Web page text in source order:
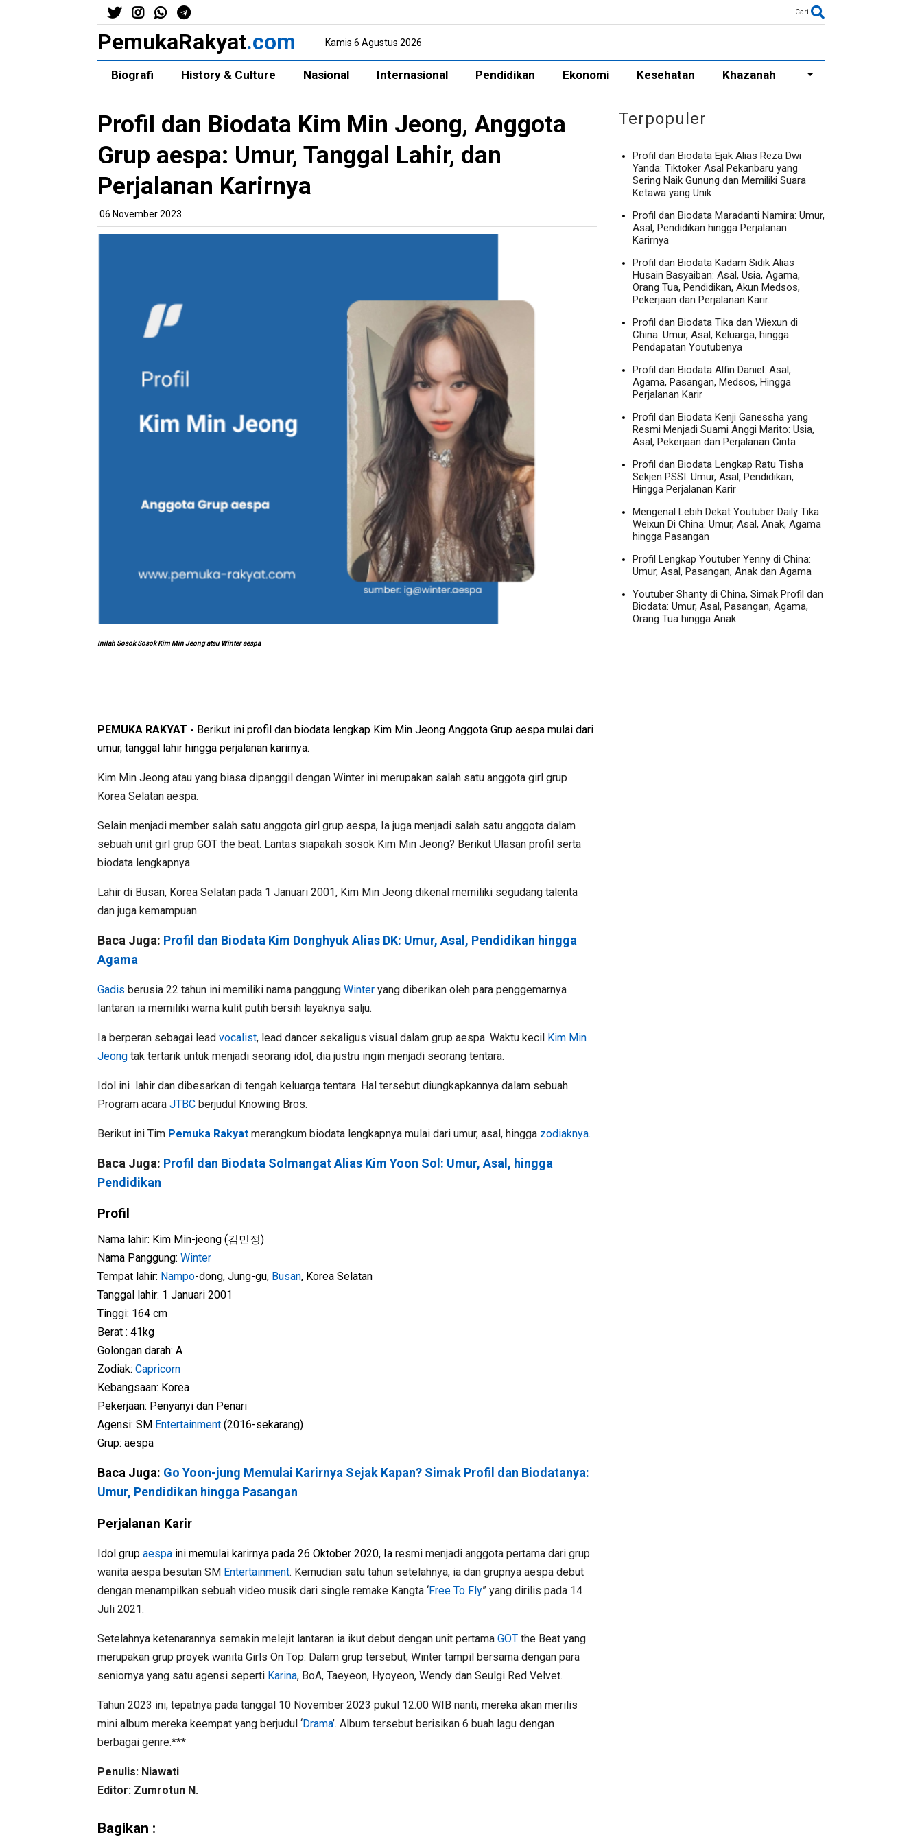
Cari
PemukaRakyat.com Kamis 6 Agustus 2026
Biografi History & Culture Nasional Internasional Pendidikan Ekonomi Kesehatan Khazanah
Profil dan Biodata Kim Min Jeong, Anggota
Grup aespa: Umur, Tanggal Lahir, dan
Perjalanan Karirnya
06 November 2023
Inilah Sosok Sosok Kim Min Jeong atau Winter aespa
PEMUKA RAKYAT - Berikut ini profil dan biodata lengkap Kim Min Jeong Anggota Grup aespa mulai dari
umur, tanggal lahir hingga perjalanan karirnya.
Kim Min Jeong atau yang biasa dipanggil dengan Winter ini merupakan salah satu anggota girl grup
Korea Selatan aespa.
Selain menjadi member salah satu anggota girl grup aespa, Ia juga menjadi salah satu anggota dalam
sebuah unit girl grup GOT the beat. Lantas siapakah sosok Kim Min Jeong? Berikut Ulasan profil serta
biodata lengkapnya.
Lahir di Busan, Korea Selatan pada 1 Januari 2001, Kim Min Jeong dikenal memiliki segudang talenta
dan juga kemampuan.
Baca Juga: Profil dan Biodata Kim Donghyuk Alias DK: Umur, Asal, Pendidikan hingga
Agama
Gadis berusia 22 tahun ini memiliki nama panggung Winter yang diberikan oleh para penggemarnya
lantaran ia memiliki warna kulit putih bersih layaknya salju.
Ia berperan sebagai lead vocalist, lead dancer sekaligus visual dalam grup aespa. Waktu kecil Kim Min
Jeong tak tertarik untuk menjadi seorang idol, dia justru ingin menjadi seorang tentara.
Idol ini lahir dan dibesarkan di tengah keluarga tentara. Hal tersebut diungkapkannya dalam sebuah
Program acara JTBC berjudul Knowing Bros.
Berikut ini Tim Pemuka Rakyat merangkum biodata lengkapnya mulai dari umur, asal, hingga zodiaknya.
Baca Juga: Profil dan Biodata Solmangat Alias Kim Yoon Sol: Umur, Asal, hingga
Pendidikan
Profil
Nama lahir: Kim Min-jeong (김민정)
Nama Panggung: Winter
Tempat lahir: Nampo-dong, Jung-gu, Busan, Korea Selatan
Tanggal lahir: 1 Januari 2001
Tinggi: 164 cm
Berat : 41kg
Golongan darah: A
Zodiak: Capricorn
Kebangsaan: Korea
Pekerjaan: Penyanyi dan Penari
Agensi: SM Entertainment (2016-sekarang)
Grup: aespa
Baca Juga: Go Yoon-jung Memulai Karirnya Sejak Kapan? Simak Profil dan Biodatanya:
Umur, Pendidikan hingga Pasangan
Perjalanan Karir
Idol grup aespa ini memulai karirnya pada 26 Oktober 2020, Ia resmi menjadi anggota pertama dari grup
wanita aespa besutan SM Entertainment. Kemudian satu tahun setelahnya, ia dan grupnya aespa debut
dengan menampilkan sebuah video musik dari single remake Kangta ‘Free To Fly” yang dirilis pada 14
Juli 2021.
Setelahnya ketenarannya semakin melejit lantaran ia ikut debut dengan unit pertama GOT the Beat yang
merupakan grup proyek wanita Girls On Top. Dalam grup tersebut, Winter tampil bersama dengan para
seniornya yang satu agensi seperti Karina, BoA, Taeyeon, Hyoyeon, Wendy dan Seulgi Red Velvet.
Tahun 2023 ini, tepatnya pada tanggal 10 November 2023 pukul 12.00 WIB nanti, mereka akan merilis
mini album mereka keempat yang berjudul ‘Drama’. Album tersebut berisikan 6 buah lagu dengan
berbagai genre.***
Penulis: Niawati
Editor: Zumrotun N.
Bagikan :
Terpopuler
Profil dan Biodata Ejak Alias Reza Dwi
Yanda: Tiktoker Asal Pekanbaru yang
Sering Naik Gunung dan Memiliki Suara
Ketawa yang Unik
Profil dan Biodata Maradanti Namira: Umur,
Asal, Pendidikan hingga Perjalanan
Karirnya
Profil dan Biodata Kadam Sidik Alias
Husain Basyaiban: Asal, Usia, Agama,
Orang Tua, Pendidikan, Akun Medsos,
Pekerjaan dan Perjalanan Karir.
Profil dan Biodata Tika dan Wiexun di
China: Umur, Asal, Keluarga, hingga
Pendapatan Youtubenya
Profil dan Biodata Alfin Daniel: Asal,
Agama, Pasangan, Medsos, Hingga
Perjalanan Karir
Profil dan Biodata Kenji Ganessha yang
Resmi Menjadi Suami Anggi Marito: Usia,
Asal, Pekerjaan dan Perjalanan Cinta
Profil dan Biodata Lengkap Ratu Tisha
Sekjen PSSI: Umur, Asal, Pendidikan,
Hingga Perjalanan Karir
Mengenal Lebih Dekat Youtuber Daily Tika
Weixun Di China: Umur, Asal, Anak, Agama
hingga Pasangan
Profil Lengkap Youtuber Yenny di China:
Umur, Asal, Pasangan, Anak dan Agama
Youtuber Shanty di China, Simak Profil dan
Biodata: Umur, Asal, Pasangan, Agama,
Orang Tua hingga Anak